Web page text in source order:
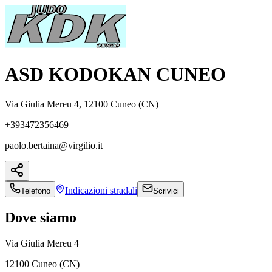
ASD KODOKAN CUNEO
Via Giulia Mereu 4, 12100 Cuneo (CN)
+393472356469
paolo.bertaina@virgilio.it
Telefono Indicazioni stradali Scrivici
Dove siamo
Via Giulia Mereu 4
12100 Cuneo (CN)